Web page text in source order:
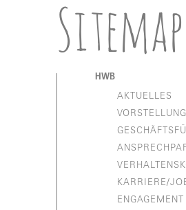
Sitemap
HWB
AKTUELLES
VORSTELLUNG
KARRIERE/
ENGAGEMENT